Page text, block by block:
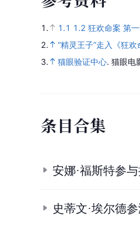
1. 1.1 1.2 狂欢命案 第
2.
“精灵王子”走入《狂欢
3.
猫眼验证中心. 猫眼电
条目合集
安娜·福斯特参
史蒂文·埃尔德